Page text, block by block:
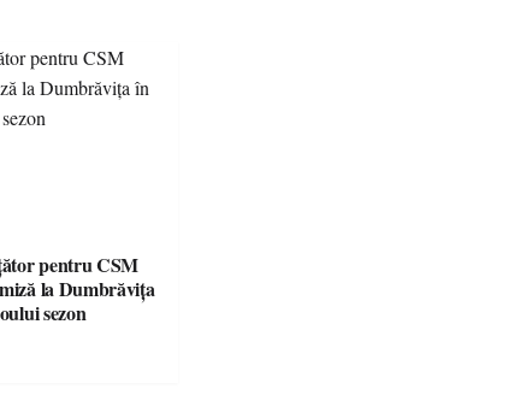
pentru CSM
la Dumbrăvița
sezon